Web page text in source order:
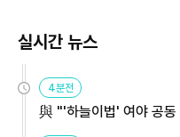
실시간 뉴스
4분전
與 "'하늘이법' 여야 공